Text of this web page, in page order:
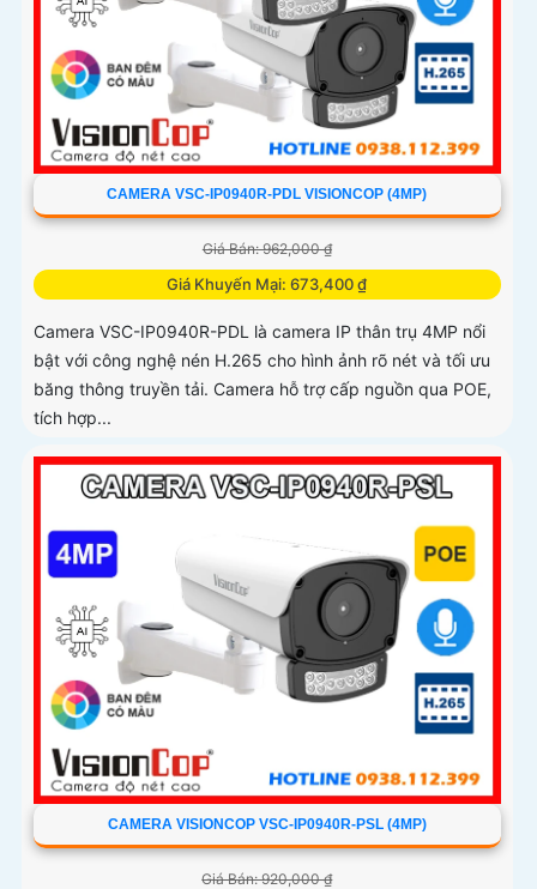
CAMERA VSC-IP0940R-PDL VISIONCOP (4MP)
Giá Bán: 962,000 ₫
Giá Khuyến Mại: 673,400 ₫
Camera VSC-IP0940R-PDL là camera IP thân trụ 4MP nổi
bật với công nghệ nén H.265 cho hình ảnh rõ nét và tối ưu
băng thông truyền tải. Camera hỗ trợ cấp nguồn qua POE,
tích hợp...
CAMERA VISIONCOP VSC-IP0940R-PSL (4MP)
Giá Bán: 920,000 ₫